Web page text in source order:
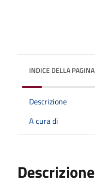
INDICE DELLA PAGINA
Descrizione
A cura di
Descrizione